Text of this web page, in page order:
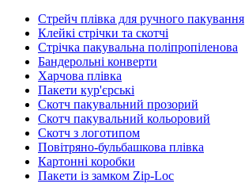
Стрейч плівка для ручного пакування
Клейкі стрічки та скотчі
Стрічка пакувальна поліпропіленова
Бандерольні конверти
Харчова плівка
Пакети кур'єрські
Cкотч пакувальний прозорий
Скотч пакувальний кольоровий
Cкотч з логотипом
Повітряно-бульбашкова плівка
Картонні коробки
Пакети із замком Zip-Loc